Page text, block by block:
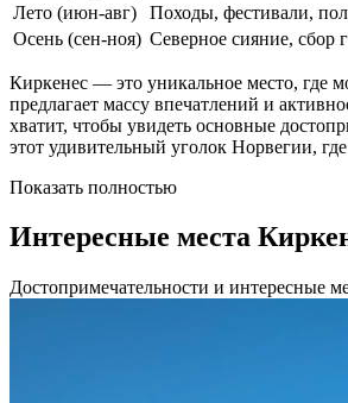
Лето (июн-авг)
Походы, фестивали,
Осень (сен-ноя) Северное сияние, сбор
Киркенес — это уникальное место, где
предлагает массу впечатлений и
хватит, чтобы увидеть основные
этот удивительный уголок Норвегии,
Показать полностью
Интересные места
Достопримечательности и интересные